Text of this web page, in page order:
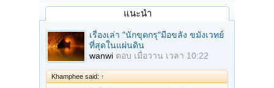
แนะนำ
เรื่องเล่า "นักขุดกรุ"มือขลัง ขมังเวทย์
ที่สุดในแผ่นดิน
wanwi ตอบ เมื่อวาน เวลา 10:22
Khamphee said: ↑